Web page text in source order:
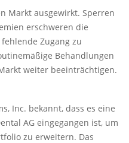
Markt ausgewirkt. Sperren
erschweren die
Zugang zu
Behandlungen
weiter beeinträchtigen.
Inc. bekannt, dass es eine
AG eingegangen ist, um
zu erweitern. Das